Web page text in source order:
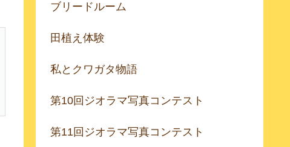
ブリードルーム
田植え体験
私とクワガタ物語
第10回ジオラマ写真コンテスト
第11回ジオラマ写真コンテスト